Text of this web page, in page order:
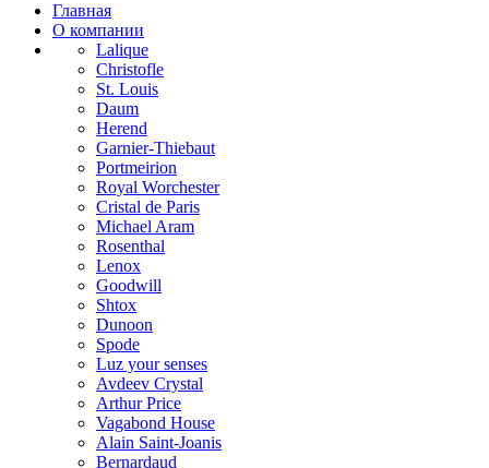
Главная
О компании
Lalique
Christofle
St. Louis
Daum
Herend
Garnier-Thiebaut
Portmeirion
Royal Worchester
Cristal de Paris
Michael Aram
Rosenthal
Lenox
Goodwill
Shtox
Dunoon
Spode
Luz your senses
Avdeev Crystal
Arthur Price
Vagabond House
Alain Saint-Joanis
Bernardaud